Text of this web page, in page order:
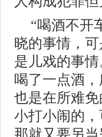
“喝酒不开
晓的事情，
是儿戏的事
喝了一点酒
也是在所难
小打小闹的